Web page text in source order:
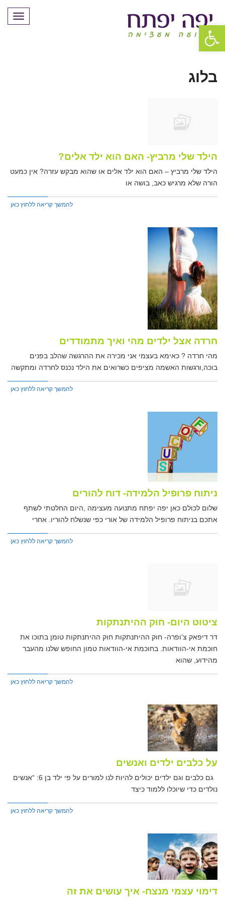
פתח סרגל נגישות
בלוג
הילד שלי מרביץ- האם הוא ילד אלים?
הילד שלי מרביץ – האם הוא ילד אלים או שהוא מבקש עזרה? אין כמעט
הורה שלא מרגיש כאב, בושה או
להמשך קריאה ללחוץ כאן
חרדה אצל ילדים מהי ואיך מתמודדים
מהי חרדה ? כאימא בעצמי אני מכירה את ההרגשה שהלב בפנים
בוכה,ורגשות האשמה מציפים כשרואים את הילד נכנס לחרדה ומתקשה
להמשך קריאה ללחוץ כאן
ניתוח פרופיל הלמידה- דוח להורים
שלום לכולם כאן יפה יפתח מתנועה מעצימה ,היום החלטתי לשתף
אתכם בניתוח פרופיל הלמידה של אורי כפי שנשלח להוריו. אחרי
להמשך קריאה ללחוץ כאן
ציטוט היום- חוק ההיתנתקות
דר דיפאק צ’ופרה- חוק ההיתנתקות חוק ההיתנתקות טומן בתוכו את
חוכמת אי-הוודאות. בחוכמת אי-הוודאות טמון החופש שלנו מהעבר
מהידוע, שהוא
להמשך קריאה ללחוץ כאן
על כלבים ילדים ואנשים
גם כלבים וגם ילדים יכולים להיות לנו למורים על פי ילד בן 6: “אנשים
נולדים כדי שיוכלו ללמוד כיצד
להמשך קריאה ללחוץ כאן
דימוי עצמי מנצח- איך עושים את זה